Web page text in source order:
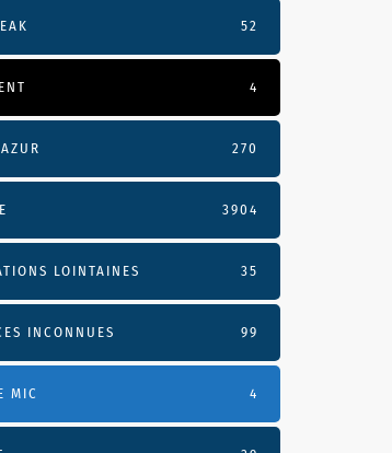
52
4
270
3904
LOINTAINES 35
INCONNUES 99
MIC 4